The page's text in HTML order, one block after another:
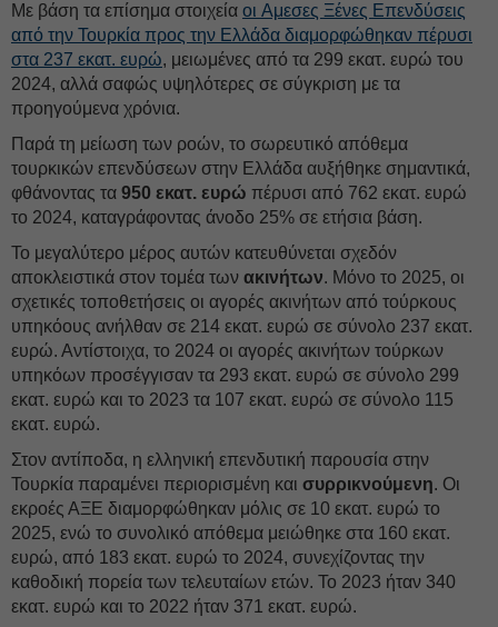
Με βάση τα επίσημα στοιχεία οι Αμεσες Ξένες Επενδύσεις
από την Τουρκία προς την Ελλάδα διαμορφώθηκαν πέρυσι
στα 237 εκατ. ευρώ, μειωμένες από τα 299 εκατ. ευρώ του
2024, αλλά σαφώς υψηλότερες σε σύγκριση με τα
προηγούμενα χρόνια.
Παρά τη μείωση των ροών, το σωρευτικό απόθεμα
τουρκικών επενδύσεων στην Ελλάδα αυξήθηκε σημαντικά,
φθάνοντας τα 950 εκατ. ευρώ πέρυσι από 762 εκατ. ευρώ
το 2024, καταγράφοντας άνοδο 25% σε ετήσια βάση.
Το μεγαλύτερο μέρος αυτών κατευθύνεται σχεδόν
αποκλειστικά στον τομέα των ακινήτων. Μόνο το 2025, οι
σχετικές τοποθετήσεις οι αγορές ακινήτων από τούρκους
υπηκόους ανήλθαν σε 214 εκατ. ευρώ σε σύνολο 237 εκατ.
ευρώ. Αντίστοιχα, το 2024 οι αγορές ακινήτων τούρκων
υπηκόων προσέγγισαν τα 293 εκατ. ευρώ σε σύνολο 299
εκατ. ευρώ και το 2023 τα 107 εκατ. ευρώ σε σύνολο 115
εκατ. ευρώ.
Στον αντίποδα, η ελληνική επενδυτική παρουσία στην
Τουρκία παραμένει περιορισμένη και συρρικνούμενη. Οι
εκροές ΑΞΕ διαμορφώθηκαν μόλις σε 10 εκατ. ευρώ το
2025, ενώ το συνολικό απόθεμα μειώθηκε στα 160 εκατ.
ευρώ, από 183 εκατ. ευρώ το 2024, συνεχίζοντας την
καθοδική πορεία των τελευταίων ετών. Το 2023 ήταν 340
εκατ. ευρώ και το 2022 ήταν 371 εκατ. ευρώ.